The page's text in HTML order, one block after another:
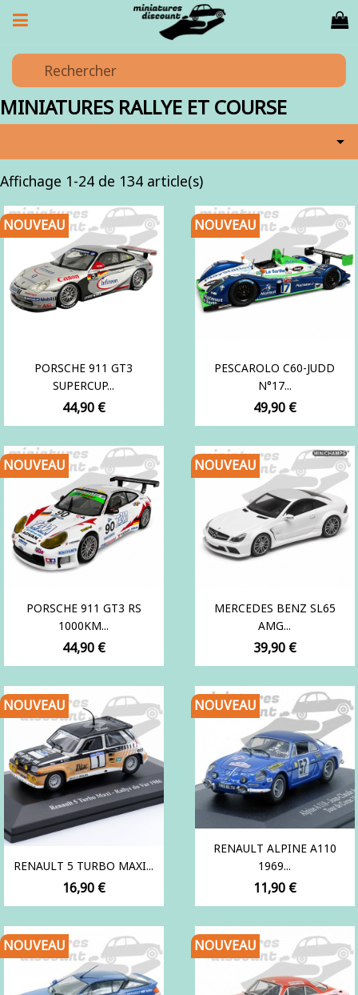
MINIATURES RALLYE ET COURSE

Affichage 1-24 de 134 article(s)
PORSCHE 911 GT3
SUPERCUP...
Prix
44,90 €
NOUVEAU
PESCAROLO C60-JUDD
N°17...
Prix
49,90 €
NOUVEAU
PORSCHE 911 GT3 RS
1000KM...
Prix
44,90 €
NOUVEAU
MERCEDES BENZ SL65
AMG...
Prix
39,90 €
NOUVEAU
RENAULT 5 TURBO MAXI...
Prix
16,90 €
NOUVEAU
RENAULT ALPINE A110
1969...
Prix
11,90 €
NOUVEAU
NOUVEAU NOUVEAU